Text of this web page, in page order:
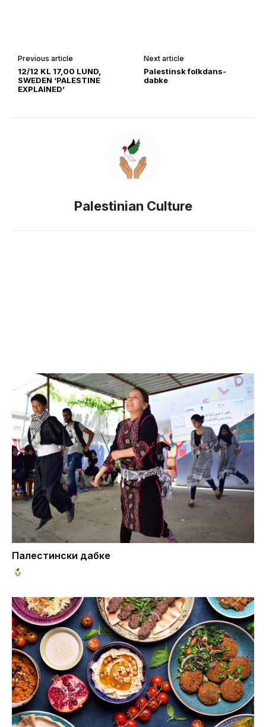
Previous article
12/12 KL 17,00 LUND,
SWEDEN ‘PALESTINE
EXPLAINED’
Next article
Palestinsk folkdans-
dabke
Palestinian Culture
Палестински дабке